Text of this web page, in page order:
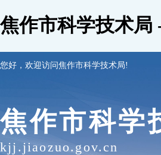
焦作市科学技术局
您好，欢迎访问焦作市科学技术局!
焦作市科学
kjj.jiaozuo.gov.cn